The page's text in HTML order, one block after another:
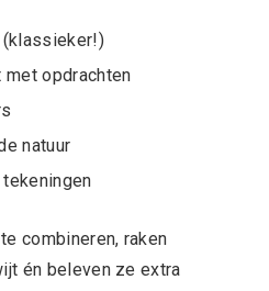
(klassieker!)
met opdrachten
natuur
combineren, raken
én beleven ze extra